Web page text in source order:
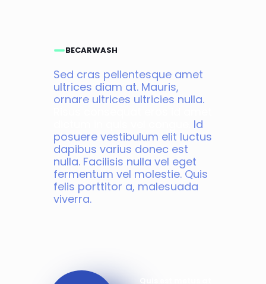
BECARWASH
Sed cras pellentesque amet
ultrices diam at. Mauris,
ornare ultrices ultricies nulla.
Id
posuere vestibulum elit luctus
dapibus varius donec est
nulla. Facilisis nulla vel eget
fermentum vel molestie. Quis
felis porttitor a, malesuada
viverra.